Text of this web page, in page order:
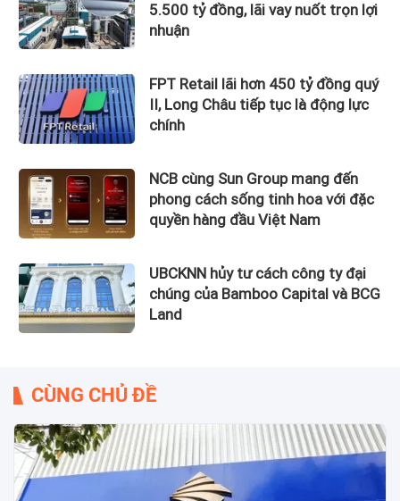
5.500 tỷ đồng, lãi vay nuốt trọn lợi
nhuận
FPT Retail lãi hơn 450 tỷ đồng quý
II, Long Châu tiếp tục là động lực
chính
NCB cùng Sun Group mang đến
phong cách sống tinh hoa với đặc
quyền hàng đầu Việt Nam
UBCKNN hủy tư cách công ty đại
chúng của Bamboo Capital và BCG
Land
CÙNG CHỦ ĐỀ